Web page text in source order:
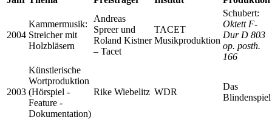
2004
Kammermusik:
Streicher mit
Holzbläsern
Andreas
Spreer und
Roland Kistner
– Tacet
TACET
Musikproduktion
Schubert:
Oktett F-
Dur D 803
op. posth.
166
2003
Künstlerische
Wortproduktion
(Hörspiel -
Feature -
Dokumentation)
Rike Wiebelitz WDR
Das
Blindenspiel